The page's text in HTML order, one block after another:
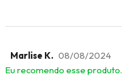
Marlise K. 08/08/2024
Eu recomendo esse produto.